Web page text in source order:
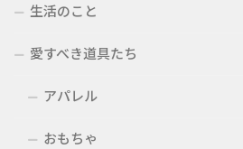
生活のこと
愛すべき道具たち
アパレル
おもちゃ